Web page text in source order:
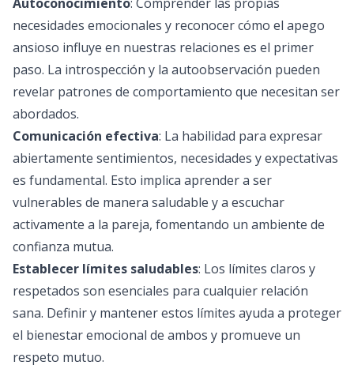
necesidades emocionales y reconocer cómo el apego
ansioso influye en nuestras relaciones es el primer
paso. La introspección y la autoobservación pueden
revelar patrones de comportamiento que necesitan ser
abordados.
Comunicación efectiva: La habilidad para expresar
abiertamente sentimientos, necesidades y expectativas
es fundamental. Esto implica aprender a ser
vulnerables de manera saludable y a escuchar
activamente a la pareja, fomentando un ambiente de
confianza mutua.
Establecer límites saludables: Los límites claros y
respetados son esenciales para cualquier relación
sana. Definir y mantener estos límites ayuda a proteger
el bienestar emocional de ambos y promueve un
respeto mutuo.